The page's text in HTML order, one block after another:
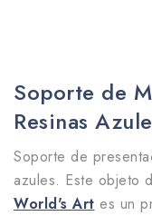
Soporte de
Resinas
Soporte de
azules. Este objeto
World's Art es un